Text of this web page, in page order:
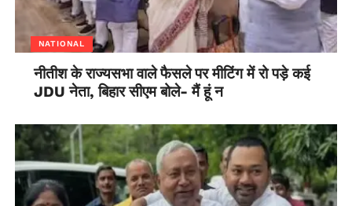
NATIONAL
नीतीश के राज्यसभा वाले फैसले पर मीटिंग में रो पड़े कई
JDU नेता, बिहार सीएम बोले- मैं हूं न